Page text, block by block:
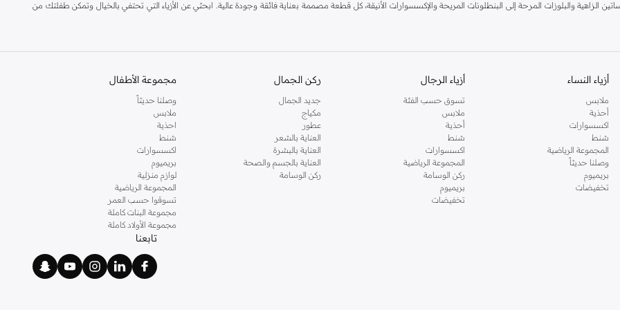
والبلوزات المرحة إلى البنطلونات المريحة والإكسسوارات الأنيقة، كل قطعة مصممة بعناية فائقة وجودة عالية. ابحثي عن الأزياء التي تحتفي بالخيال وتمكن طفلتك من
من أقمشة ناعمة ومتينة ولطيفة على البشرة ومصممة لتحمل ساعات اللعب. تأكدي من أن طفلتك تبقى مرتاحة وأنيقة طوال اليوم.
في دبي، أبوظبي واستمتعي بتوصيل سريع. دعي طفلتك تتألق بأزياء رائعة مثلها!
أزياء النساء
ملابس
أحذية
اكسسوارات
شنط
المجموعة الرياضية
وصلنا حديثاً
بريميوم
تخفيضات
أزياء الرجال
تسوق حسب الفئة
ملابس
أحذية
شنط
اكسسوارات
المجموعة الرياضية
ركن الوسامة
بريميوم
تخفيضات
ركن الجمال
جديد الجمال
مكياج
عطور
العناية بالشعر
العناية بالبشرة
العناية بالجسم والصحة
ركن الوسامة
مجموعة الأطفال
وصلنا حديثاً
ملابس
احذية
شنط
اكسسوارات
بريميوم
لوازم منزلية
المجموعة الرياضية
تسوقوا حسب العمر
مجموعة البنات كاملة
مجموعة الأولاد كاملة
تابعنا